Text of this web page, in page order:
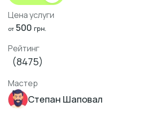
Цена услуги
от 500 грн.
Рейтинг
(8475)
Мастер
Степан Шаповал